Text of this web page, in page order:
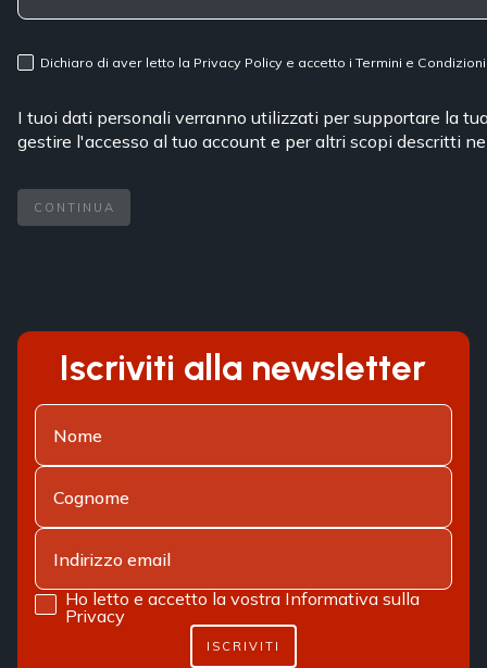
Dichiaro di aver letto la Privacy Policye accetto i Termini e
I tuoi dati personali verranno utilizzati per supportare la
gestire l'accesso al tuo account e per altri scopi descritti
CONTINUA
Iscriviti alla newsletter
Ho letto e accetto la vostra Informativa sulla
Privacy
ISCRIVITI